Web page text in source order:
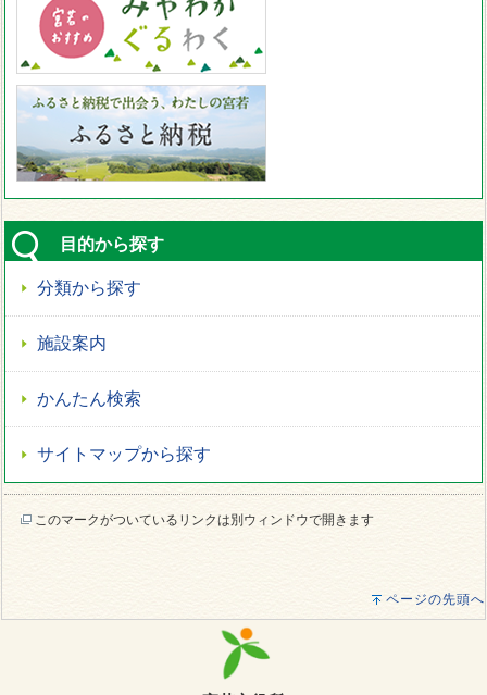
目的から探す
分類から探す
施設案内
かんたん検索
サイトマップから探す
このマークがついているリンクは別ウィンドウで開きます
ページの先頭へ